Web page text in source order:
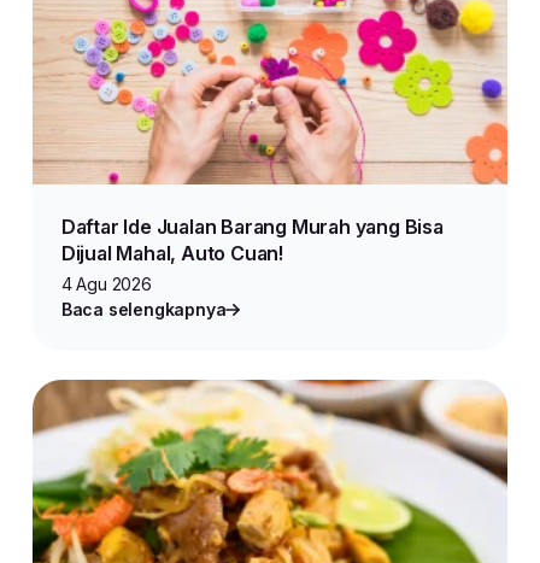
Daftar Ide Jualan Barang Murah yang Bisa
Dijual Mahal, Auto Cuan!
4 Agu 2026
Baca selengkapnya